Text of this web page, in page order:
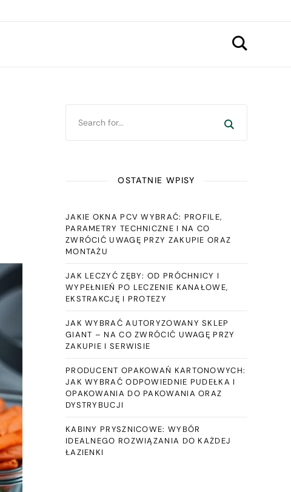
OSTATNIE WPISY
JAKIE OKNA PCV WYBRAĆ: PROFILE,
PARAMETRY TECHNICZNE I NA CO
ZWRÓCIĆ UWAGĘ PRZY ZAKUPIE ORAZ
MONTAŻU
JAK LECZYĆ ZĘBY: OD PRÓCHNICY I
WYPEŁNIEŃ PO LECZENIE KANAŁOWE,
EKSTRAKCJĘ I PROTEZY
JAK WYBRAĆ AUTORYZOWANY SKLEP
GIANT – NA CO ZWRÓCIĆ UWAGĘ PRZY
ZAKUPIE I SERWISIE
PRODUCENT OPAKOWAŃ KARTONOWYCH:
JAK WYBRAĆ ODPOWIEDNIE PUDEŁKA I
OPAKOWANIA DO PAKOWANIA ORAZ
DYSTRYBUCJI
KABINY PRYSZNICOWE: WYBÓR
IDEALNEGO ROZWIĄZANIA DO KAŻDEJ
ŁAZIENKI